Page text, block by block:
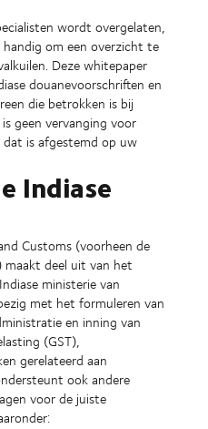
wordt overgelaten,
om een overzicht te
Deze whitepaper
douanevoorschriften en
die betrokken is bij
geen vervanging voor
dat is afgestemd op uw
Indiase
Customs (voorheen de
maakt deel uit van het
ministerie van
met het formuleren van
en inning van
(GST),
gerelateerd aan
ook andere
voor de juiste